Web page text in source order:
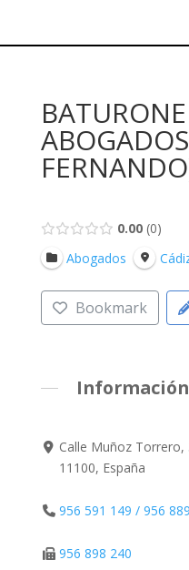
0.00 0
Abogados
Bookmark
Calle Muñoz Torrero,
11100, España
956 591 149 / 956
956 898 240